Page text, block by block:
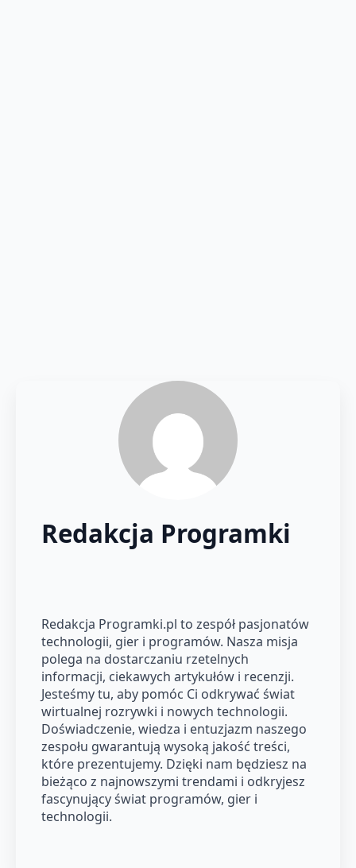
Redakcja Programki
Redakcja Programki.pl to zespół pasjonatów
technologii, gier i programów. Nasza misja
polega na dostarczaniu rzetelnych
informacji, ciekawych artykułów i recenzji.
Jesteśmy tu, aby pomóc Ci odkrywać świat
wirtualnej rozrywki i nowych technologii.
Doświadczenie, wiedza i entuzjazm naszego
zespołu gwarantują wysoką jakość treści,
które prezentujemy. Dzięki nam będziesz na
bieżąco z najnowszymi trendami i odkryjesz
fascynujący świat programów, gier i
technologii.